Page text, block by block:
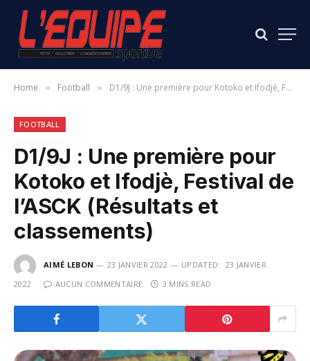
Home » Football » D1/9J : Une première pour Kotoko et Ifodjè, Festival de l’ASCK (Résultats et classements)
FOOTBALL
D1/9J : Une première pour
Kotoko et Ifodjè, Festival de
l’ASCK (Résultats et
classements)
AIMÉ LEBON 23 JANVIER 2022 UPDATED: 23 JANVIER
2022
AUCUN COMMENTAIRE 3 MINS READ